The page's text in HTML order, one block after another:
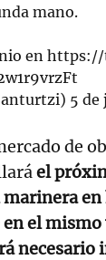
mano.
enhttps://
5 de
de
el
el
necesario